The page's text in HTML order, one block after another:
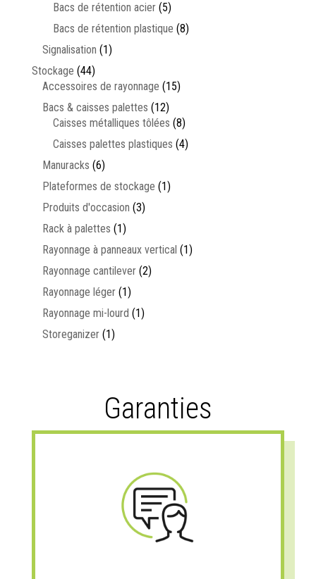
Bacs de rétention acier (5)
Bacs de rétention plastique (8)
Signalisation (1)
Stockage (44)
Accessoires de rayonnage (15)
Bacs & caisses palettes (12)
Caisses métalliques tôlées (8)
Caisses palettes plastiques (4)
Manuracks (6)
Plateformes de stockage (1)
Produits d'occasion (3)
Rack à palettes (1)
Rayonnage à panneaux vertical (1)
Rayonnage cantilever (2)
Rayonnage léger (1)
Rayonnage mi-lourd (1)
Storeganizer (1)
Garanties